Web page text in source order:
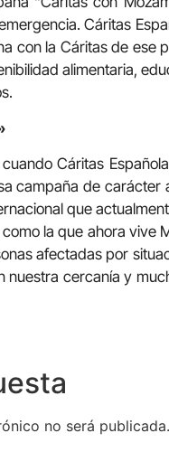
Cáritas
con la Cáritas de ese
alimentaria,
Cáritas
campaña de
que
la que ahora
afectadas por
nuestra cercanía y
no será publicada.